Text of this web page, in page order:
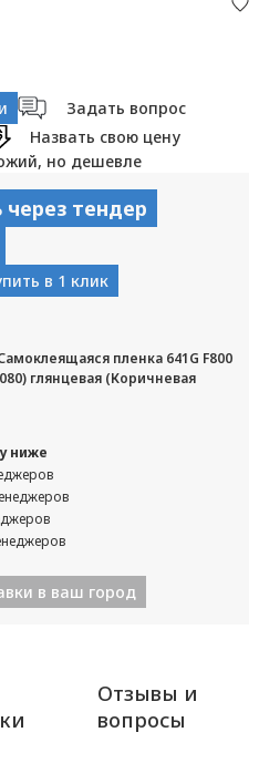
Задать вопрос
Назвать свою цену
но дешевле
через тендер
в 1 клик
пленка 641G F800
глянцевая (Коричневая
ниже
в ваш город
Отзывы и
вопросы